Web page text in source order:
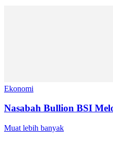
Ekonomi
Nasabah Bullion BSI
Muat lebih banyak